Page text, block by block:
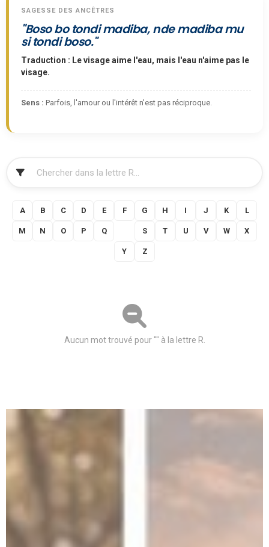
SAGESSE DES ANCÊTRES
"Boso bo tondi madiba, nde madiba mu
si tondi boso."
Traduction : Le visage aime l'eau, mais l'eau n'aime pas le
visage.
Sens : Parfois, l'amour ou l'intérêt n'est pas réciproque.
A B C D E F G H I J K L
M N O P Q S T U V W X
Y Z
Aucun mot trouvé pour "" à la lettre R.